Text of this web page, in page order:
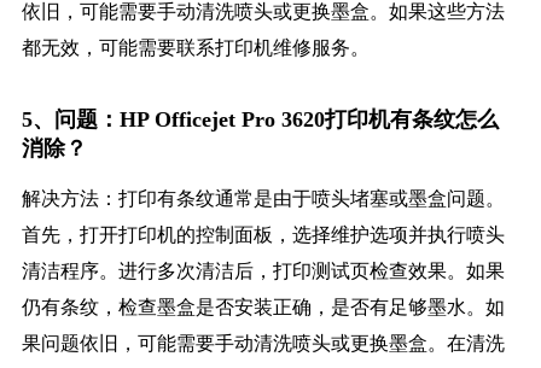
依旧，可能需要手动清洗喷头或更换墨盒。如果这些方法
都无效，可能需要联系打印机维修服务。
5、问题：HP Officejet Pro 3620打印机有条纹怎么
消除？
解决方法：打印有条纹通常是由于喷头堵塞或墨盒问题。
首先，打开打印机的控制面板，选择维护选项并执行喷头
清洁程序。进行多次清洁后，打印测试页检查效果。如果
仍有条纹，检查墨盒是否安装正确，是否有足够墨水。如
果问题依旧，可能需要手动清洗喷头或更换墨盒。在清洗